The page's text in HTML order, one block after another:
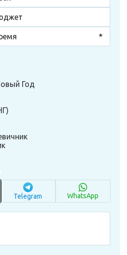
Год
Telegram WhatsApp